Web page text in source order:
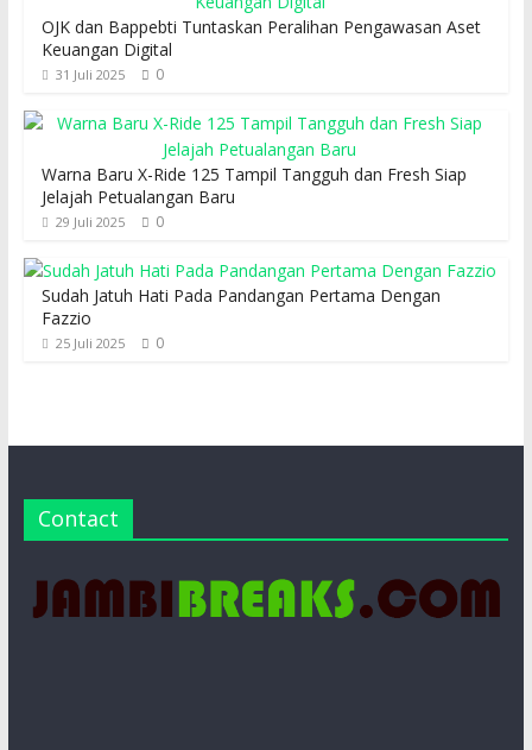
OJK dan Bappebti Tuntaskan Peralihan Pengawasan Aset
Keuangan Digital
31 Juli 2025 0
Warna Baru X-Ride 125 Tampil Tangguh dan Fresh Siap
Jelajah Petualangan Baru
29 Juli 2025 0
Sudah Jatuh Hati Pada Pandangan Pertama Dengan
Fazzio
25 Juli 2025 0
Contact